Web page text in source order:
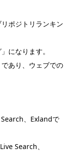
ポジトリランキン
になります。
あり、ウェブでの
、Exlandで
Search、